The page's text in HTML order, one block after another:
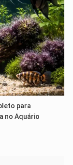
no Aquário